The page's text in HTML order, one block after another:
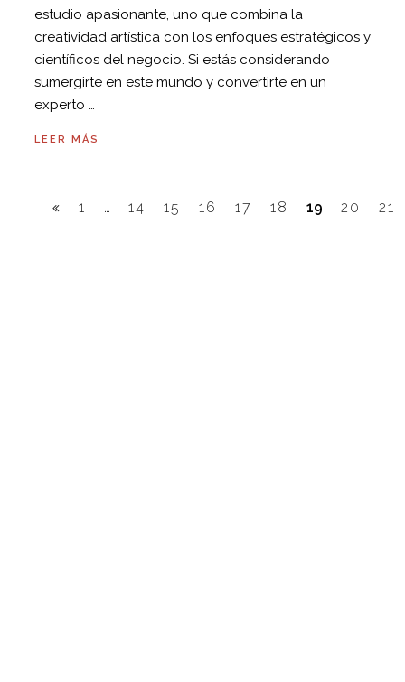
estudio apasionante, uno que combina la
creatividad artística con los enfoques estratégicos y
científicos del negocio. Si estás considerando
sumergirte en este mundo y convertirte en un
experto …
LEER MÁS
1 … 14 15 16 17 18 19 20 21